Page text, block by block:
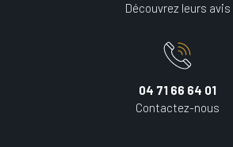
Découvrez leurs avis
04 71 66 64 01
Contactez-nous